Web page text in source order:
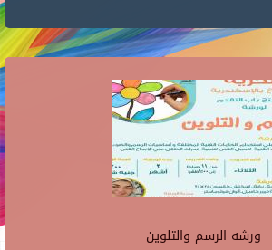
ورشه الرسم والتلوين